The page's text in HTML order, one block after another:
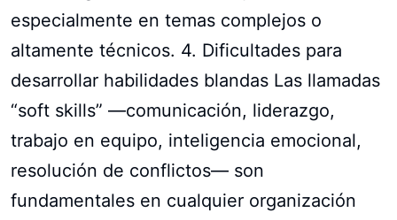
especialmente en temas complejos o
altamente técnicos. 4. Dificultades para
desarrollar habilidades blandas Las llamadas
“soft skills” —comunicación, liderazgo,
trabajo en equipo, inteligencia emocional,
resolución de conflictos— son
fundamentales en cualquier organización